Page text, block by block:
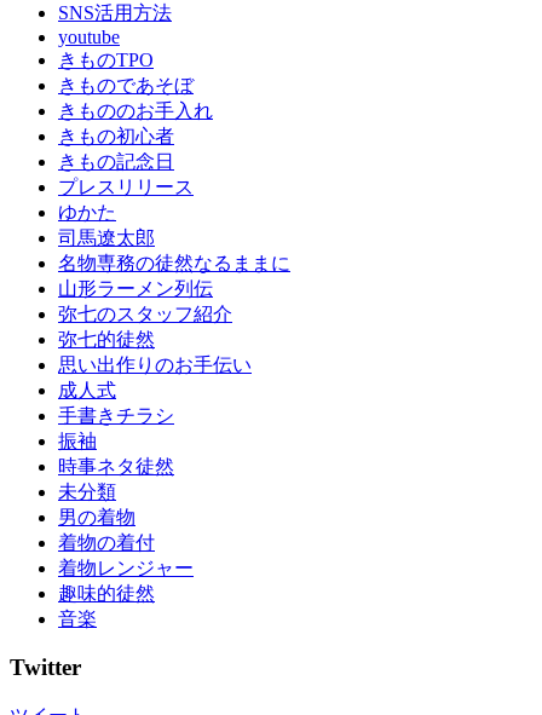
SNS活用方法
youtube
きものTPO
きものであそぼ
きもののお手入れ
きもの初心者
きもの記念日
プレスリリース
ゆかた
司馬遼太郎
名物専務の徒然なるままに
山形ラーメン列伝
弥七のスタッフ紹介
弥七的徒然
思い出作りのお手伝い
成人式
手書きチラシ
振袖
時事ネタ徒然
未分類
男の着物
着物の着付
着物レンジャー
趣味的徒然
音楽
Twitter